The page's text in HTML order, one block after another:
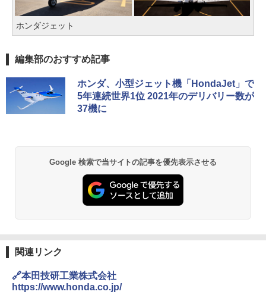
ホンダジェット
編集部のおすすめ記事
ホンダ、小型ジェット機「HondaJet」で
5年連続世界1位 2021年のデリバリー数が
37機に
Google 検索で当サイトの記事を優先表示させる
関連リンク
🔗本田技研工業株式会社
https://www.honda.co.jp/